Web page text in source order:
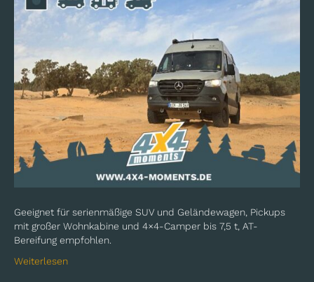
Geeignet für serienmäßige SUV und Geländewagen, Pickups
mit großer Wohnkabine und 4×4-Camper bis 7,5 t, AT-
Bereifung empfohlen.
Weiterlesen